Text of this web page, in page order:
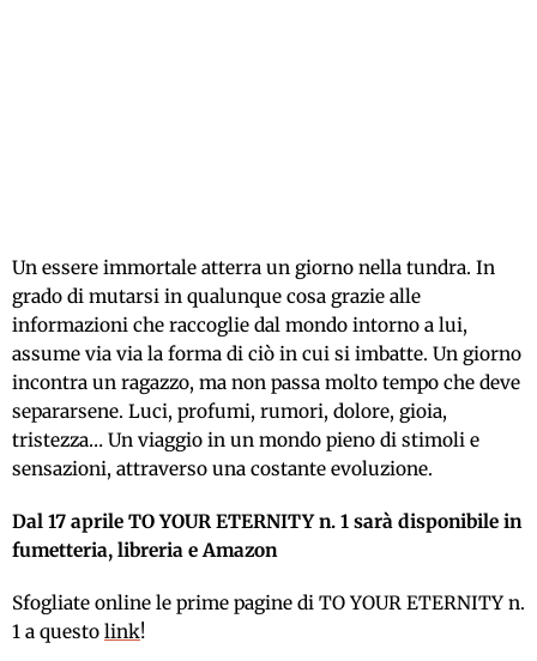
Un essere immortale atterra un giorno nella tundra. In
grado di mutarsi in qualunque cosa grazie alle
informazioni che raccoglie dal mondo intorno a lui,
assume via via la forma di ciò in cui si imbatte. Un giorno
incontra un ragazzo, ma non passa molto tempo che deve
separarsene. Luci, profumi, rumori, dolore, gioia,
tristezza… Un viaggio in un mondo pieno di stimoli e
sensazioni, attraverso una costante evoluzione.
Dal 17 aprile TO YOUR ETERNITY n. 1 sarà disponibile in
fumetteria, libreria e Amazon
Sfogliate online le prime pagine di TO YOUR ETERNITY n.
1 a questo link!